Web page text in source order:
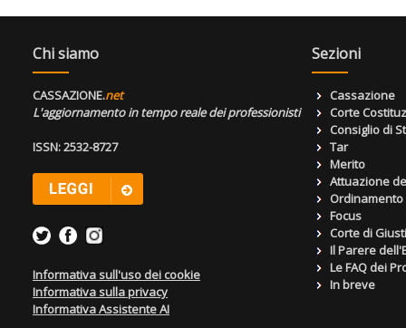
Chi siamo
CASSAZIONE.net
L'aggiornamento in tempo reale dei professionisti
ISSN: 2532-8727
Informativa sull'uso dei cookie
Informativa sulla privacy
Informativa Assistente AI
Sezioni
Cassazione
Corte
Consiglio di
Tar
Merito
Attuazione
Focus
Corte di
Il Parere
Le FAQ dei
In breve